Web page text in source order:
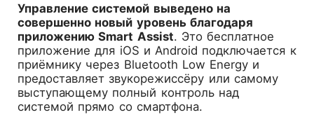
Управление системой выведено на
совершенно новый уровень благодаря
приложению Smart Assist. Это бесплатное
приложение для iOS и Android подключается к
приёмнику через Bluetooth Low Energy и
предоставляет звукорежиссёру или самому
выступающему полный контроль над
системой прямо со смартфона.